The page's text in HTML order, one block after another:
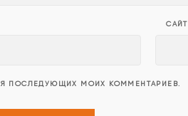
САЙТ
ПОСЛЕДУЮЩИХ МОИХ КОММЕНТАРИЕВ.